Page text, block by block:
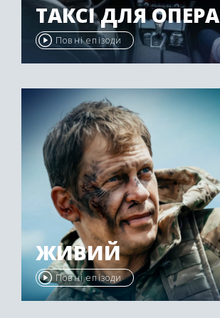
ТАКСІ ДЛЯ ОПЕРА
Повні епізоди
ЖИВИЙ
Повні епізоди